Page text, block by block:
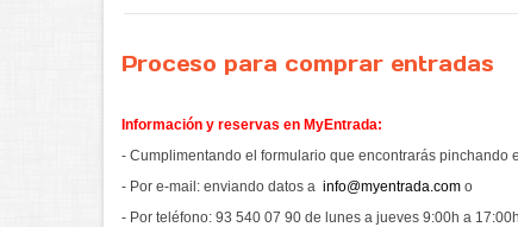
Proceso para comprar entradas
Información y reservas en MyEntrada:
- Cumplimentando el formulario que encontrarás pinchando
- Por e-mail: enviando datos a info@myentrada.com o
- Por teléfono: 93 540 07 90 de lunes a jueves 9:00h a